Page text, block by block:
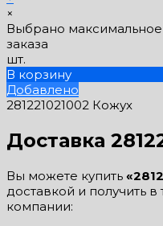
×
Выбрано максимальное
заказа
шт.
В корзину
Добавлено
281221021002 Кожух
Доставка
Вы можете купить
доставкой и получить
компании: